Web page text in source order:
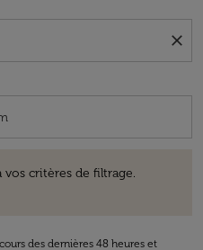
close
critères de filtrage.
des dernières 48 heures et